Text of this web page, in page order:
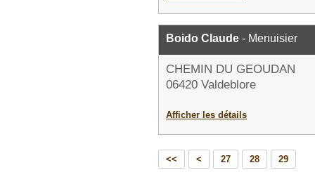
Boido Claude - Menuisier
CHEMIN DU GEOUDAN
06420 Valdeblore
Afficher les détails
<< < 27 28 29